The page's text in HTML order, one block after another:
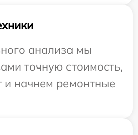
анализа мы
точную стоимость,
и начнем ремонтные